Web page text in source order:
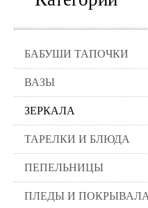
Подушки
Свечи и подсвечники
Сундуки
Шкатулки
Хлопковые
Шерстяные
Чайники и кофейники
Подносы
фруктовницы
БАБУШИ ТАПОЧКИ
ВАЗЫ
ЗЕРКАЛА
ТАРЕЛКИ И БЛЮДА
ПЕПЕЛЬНИЦЫ
ПЛЕДЫ И ПОКРЫВАЛА